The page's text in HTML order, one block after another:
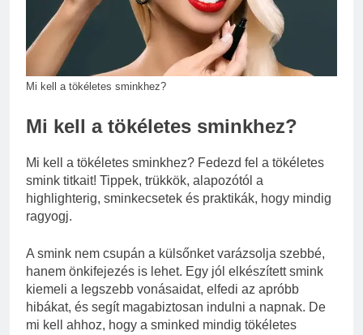
Mennyi a táppénz?
3 Nap Ezelőtt
Mi kell a tökéletes sminkhez?
Mi kell a tökéletes sminkhez?
Mi kell a tökéletes sminkhez? Fedezd fel a tökéletes
smink titkait! Tippek, trükkök, alapozótól a
highlighterig, sminkecsetek és praktikák, hogy mindig
ragyogj.
A smink nem csupán a külsőnket varázsolja szebbé,
hanem önkifejezés is lehet. Egy jól elkészített smink
kiemeli a legszebb vonásaidat, elfedi az apróbb
hibákat, és segít magabiztosan indulni a napnak. De
mi kell ahhoz, hogy a sminked mindig tökéletes